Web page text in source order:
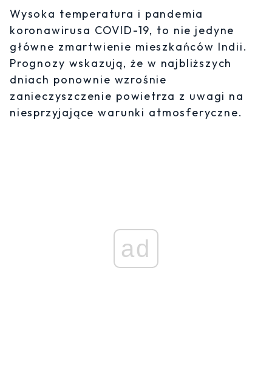
Wysoka temperatura i pandemia
koronawirusa COVID-19, to nie jedyne
główne zmartwienie mieszkańców Indii.
Prognozy wskazują, że w najbliższych
dniach ponownie wzrośnie
zanieczyszczenie powietrza z uwagi na
niesprzyjające warunki atmosferyczne.
ad